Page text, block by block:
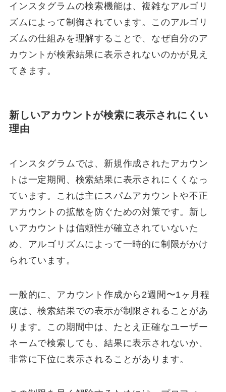
インスタグラムの検索機能は、複雑なアルゴリ
ズムによって制御されています。このアルゴリ
ズムの仕組みを理解することで、なぜ自分のア
カウントが検索結果に表示されないのかが見え
てきます。
新しいアカウントが検索に表示されにくい
理由
インスタグラムでは、新規作成されたアカウン
トは一定期間、検索結果に表示されにくくなっ
ています。これは主にスパムアカウントや不正
アカウントの拡散を防ぐための対策です。新し
いアカウントは信頼性が確立されていないた
め、アルゴリズムによって一時的に制限がかけ
られています。
一般的に、アカウント作成から2週間〜1ヶ月程
度は、検索結果での表示が制限されることがあ
ります。この期間中は、たとえ正確なユーザー
ネームで検索しても、結果に表示されないか、
非常に下位に表示されることがあります。